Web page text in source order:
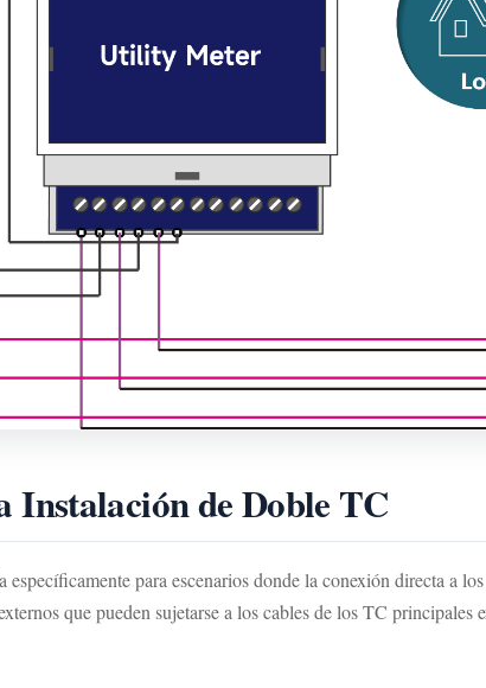
de Doble TC
para escenarios donde la conexión directa a
que pueden sujetarse a los cables de los TC principales